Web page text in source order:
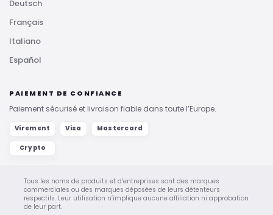
Deutsch
Français
Italiano
Español
PAIEMENT DE CONFIANCE
Paiement sécurisé et livraison fiable dans toute l’Europe.
Virement Visa Mastercard
Crypto
Tous les noms de produits et d’entreprises sont des marques
commerciales ou des marques déposées de leurs détenteurs
respectifs. Leur utilisation n’implique aucune affiliation ni approbation
de leur part.